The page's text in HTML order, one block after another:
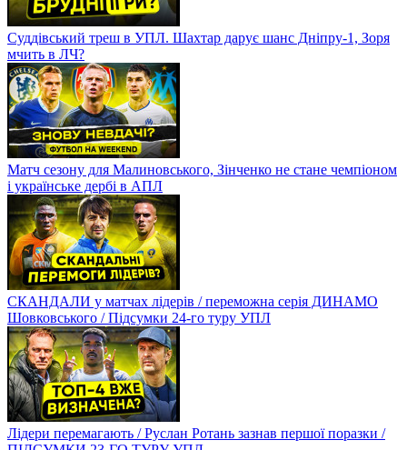
Суддівський треш в УПЛ. Шахтар дарує шанс Дніпру-1, Зоря
мчить в ЛЧ?
Матч сезону для Малиновського, Зінченко не стане чемпіоном
і українське дербі в АПЛ
СКАНДАЛИ у матчах лідерів / переможна серія ДИНАМО
Шовковського / Підсумки 24-го туру УПЛ
Лідери перемагають / Руслан Ротань зазнав першої поразки /